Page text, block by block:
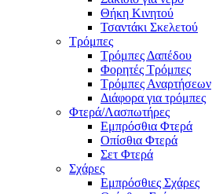
Θήκη Κινητού
Τσαντάκι Σκελετού
Τρόμπες
Τρόμπες Δαπέδου
Φορητές Τρόμπες
Τρόμπες Αναρτήσεων
Διάφορα για τρόμπες
Φτερά/Λασπωτήρες
Εμπρόσθια Φτερά
Οπίσθια Φτερά
Σετ Φτερά
Σχάρες
Εμπρόσθιες Σχάρες